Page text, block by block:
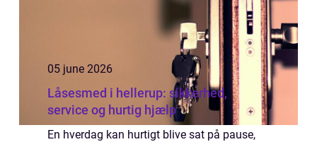
05 june 2026
Låsesmed i hellerup: sikkerhed,
service og hurtig hjælp
En hverdag kan hurtigt blive sat på pause,